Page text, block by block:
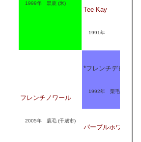
1999年 黒鹿 (米)
Tee Kay
1991年
フレンチノワール
2005年 鹿毛 (千歳市)
*フレンチデピュテ
1992年 栗毛 (米)
パープルホワイト